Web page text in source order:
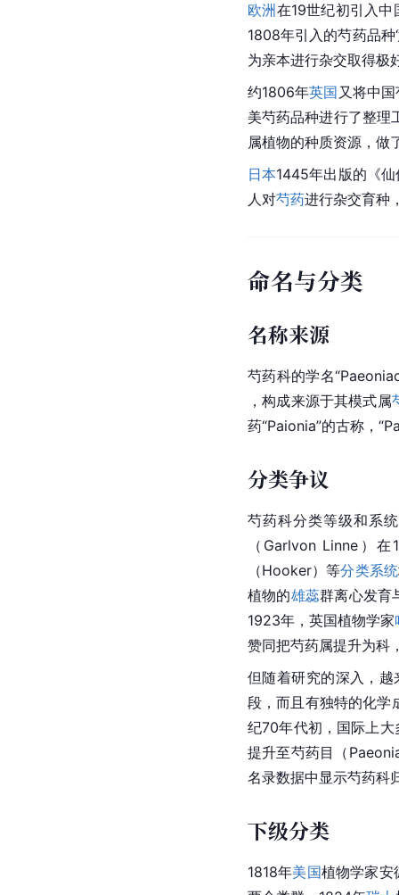
欧洲在19世纪初引入中
1808年引入的芍药品种
为亲本进行杂交取得极
约1806年英国 又将中
美芍药品种进行了整理
属植物的种质资源，做
日本1445年出版的《仙
人对芍药进行杂交育种
命名与分类
名称来源
芍药科的学名
，构成来源于其模式属
药“Paionia”的古称，
分类争议
芍药科分类等级和系
（Garlvon Linne）
（Hooker）等分类系统
植物的雄蕊群离心发育
1923年，英国植物学家
赞同把芍药属提升为科
但随着研究的深入，
段，而且有独特的化
纪70年代初，国际上
提升至芍药目（
名录数据中显示芍药科
下级分类
1818年美国植物学家安